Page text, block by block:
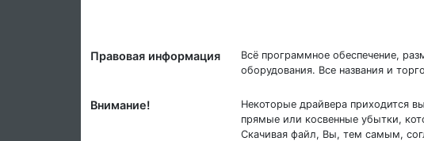
Правовая информация Всё программное обеспечение,
оборудования. Все названия и
Внимание! Некоторые драйвера приходится
прямые или косвенные убытки,
Скачивая файл, Вы, тем самым,